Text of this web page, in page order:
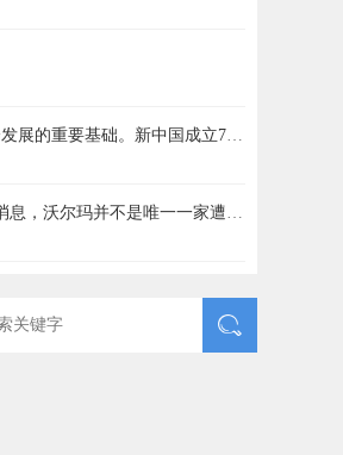
年来，我国能源领域发生了翻天覆地的变化，能源生产实现跨越式发
斯拉太阳能电池板起火的公司，亚马逊也在上周五披露了类似的消息。